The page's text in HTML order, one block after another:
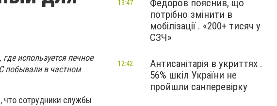
используется печное
побывали в частном
что сотрудники службы
Федоров пояснив, що
потрібно змінити в
мобілізації . «200+ тисяч у
СЗЧ»
13:47
Антисанітарія в укриттях .
56% шкіл України не
пройшли санперевірку
12:42